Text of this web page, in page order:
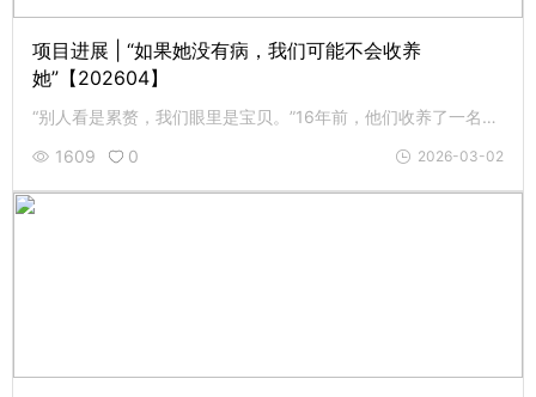
项目进展 | “如果她没有病，我们可能不会收养
她”【202604】
“别人看是累赘，我们眼里是宝贝。”16年前，他们收养了一名重病弃婴，为孩子倾尽了毕生所有。
1609
0 2026-03-02